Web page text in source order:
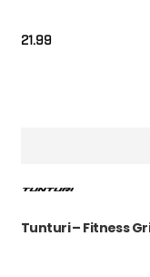
21.99
Tunturi – Fitness